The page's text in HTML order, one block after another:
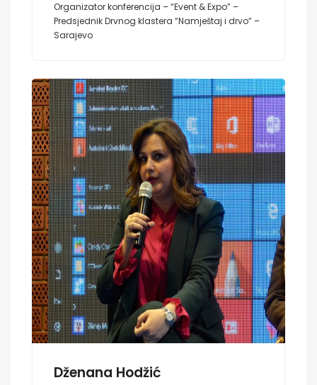
Organizator konferencija – “Event & Expo” –
Predsjednik Drvnog klastera “Namještaj i drvo” –
Sarajevo
Dženana Hodžić